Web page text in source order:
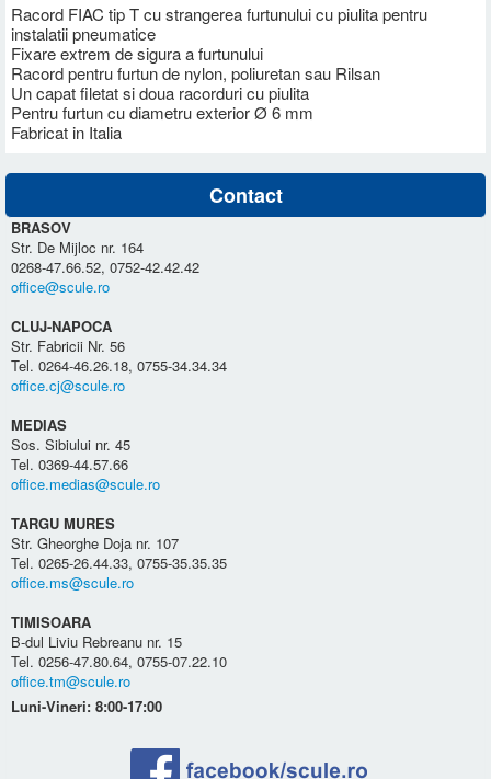
Racord FIAC tip T cu strangerea furtunului cu piulita pentru
instalatii pneumatice
Fixare extrem de sigura a furtunului
Racord pentru furtun de nylon, poliuretan sau Rilsan
Un capat filetat si doua racorduri cu piulita
Pentru furtun cu diametru exterior Ø 6 mm
Fabricat in Italia
Contact
BRASOV
Str. De Mijloc nr. 164
0268-47.66.52, 0752-42.42.42
office@scule.ro
CLUJ-NAPOCA
Str. Fabricii Nr. 56
Tel. 0264-46.26.18, 0755-34.34.34
office.cj@scule.ro
MEDIAS
Sos. Sibiului nr. 45
Tel. 0369-44.57.66
office.medias@scule.ro
TARGU MURES
Str. Gheorghe Doja nr. 107
Tel. 0265-26.44.33, 0755-35.35.35
office.ms@scule.ro
TIMISOARA
B-dul Liviu Rebreanu nr. 15
Tel. 0256-47.80.64, 0755-07.22.10
office.tm@scule.ro
Luni-Vineri: 8:00-17:00